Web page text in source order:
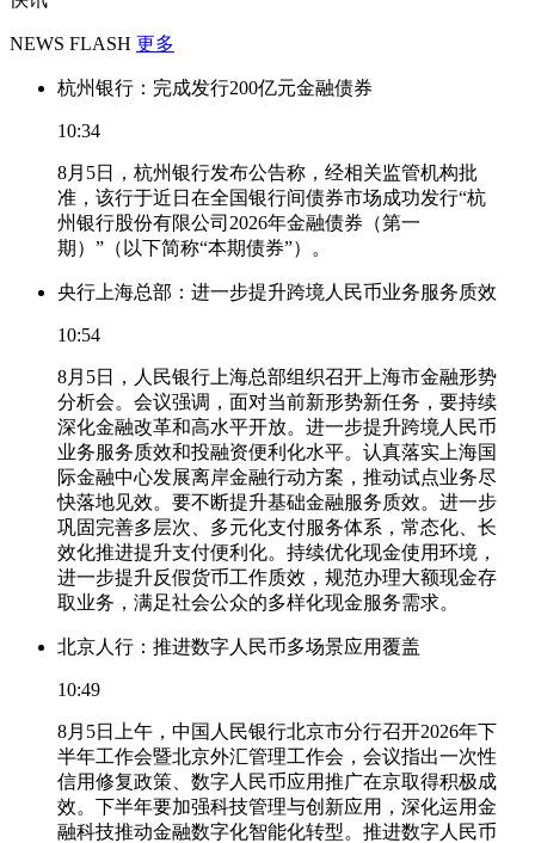
NEWS FLASH 更多
杭州银行：完成发行200亿元金融债券
10:34
8月5日，杭州银行发布公告称，经相关监管机构批
准，该行于近日在全国银行间债券市场成功发行“杭
州银行股份有限公司2026年金融债券（第一
期）”（以下简称“本期债券”）。
央行上海总部：进一步提升跨境人民币业务服务质效
10:54
8月5日，人民银行上海总部组织召开上海市金融形势
分析会。会议强调，面对当前新形势新任务，要持续
深化金融改革和高水平开放。进一步提升跨境人民币
业务服务质效和投融资便利化水平。认真落实上海国
际金融中心发展离岸金融行动方案，推动试点业务尽
快落地见效。要不断提升基础金融服务质效。进一步
巩固完善多层次、多元化支付服务体系，常态化、长
效化推进提升支付便利化。持续优化现金使用环境，
进一步提升反假货币工作质效，规范办理大额现金存
取业务，满足社会公众的多样化现金服务需求。
北京人行：推进数字人民币多场景应用覆盖
10:49
8月5日上午，中国人民银行北京市分行召开2026年下
半年工作会暨北京外汇管理工作会，会议指出一次性
信用修复政策、数字人民币应用推广在京取得积极成
效。下半年要加强科技管理与创新应用，深化运用金
融科技推动金融数字化智能化转型。推进数字人民币